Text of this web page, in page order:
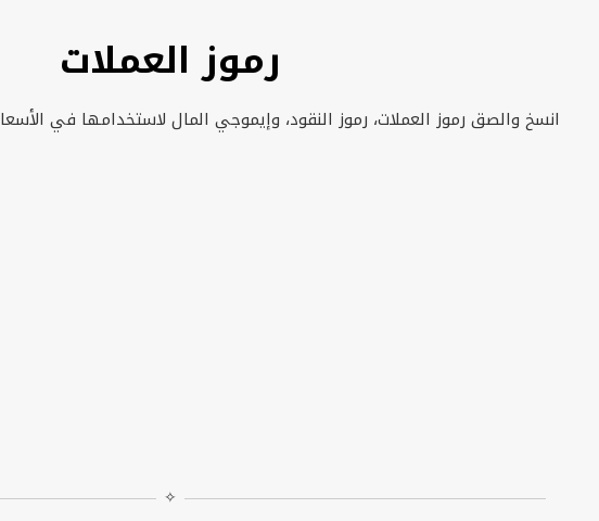
رموز العملات
انسخ والصق رموز العملات، رموز النقود، وإيموجي المال لاستخدامها في
✧